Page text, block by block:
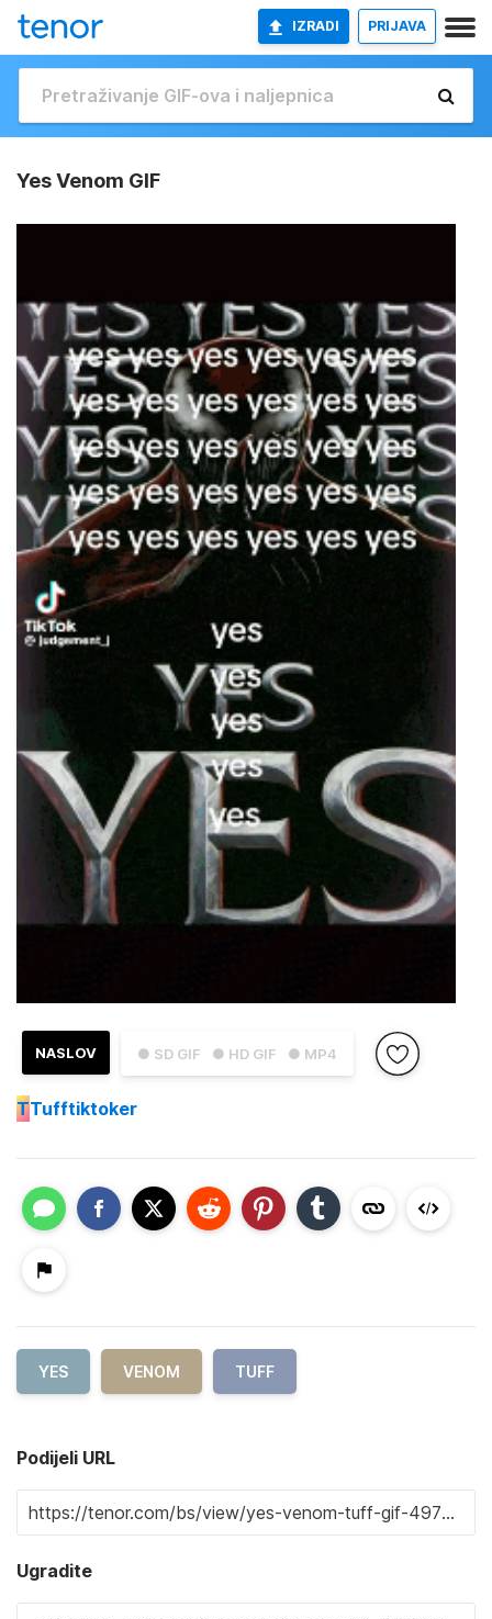
IZRADI PRIJAVA
Yes Venom GIF
● SD GIF ● HD GIF ● MP4
NASLOV
TTufftiktoker
YES VENOM TUFF
Podijeli URL
Ugradite